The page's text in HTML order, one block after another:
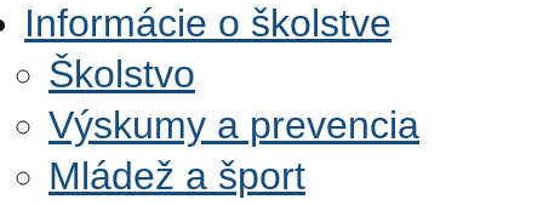
Informácie o školstve
Školstvo
Výskumy a prevencia
Mládež a šport